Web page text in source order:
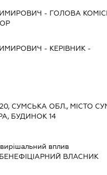
- ГОЛОВА
- КЕРІВНИК -
СУМСЬКА ОБЛ., МІСТО
БУДИНОК 14
вплив
ВЛАСНИК